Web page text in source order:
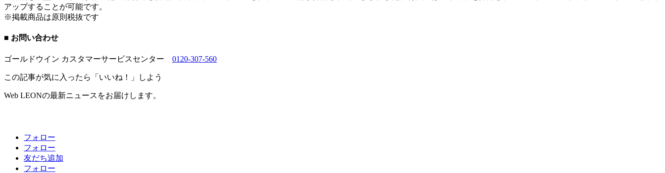
アップすることが可能です。
※掲載商品は原則税抜です
■ お問い合わせ
ゴールドウイン カスタマーサービスセンター 0120-307-560
この記事が気に入ったら「いいね！」しよう
Web LEONの最新ニュースをお届けします。
フォロー
フォロー
友だち追加
フォロー